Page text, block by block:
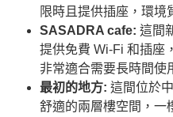
限時且提供插座，環境
SASADRA cafe: 這間
提供免費 Wi-Fi 和插座
非常適合需要長時間使
最初的地方: 這間位於
舒適的兩層樓空間，一